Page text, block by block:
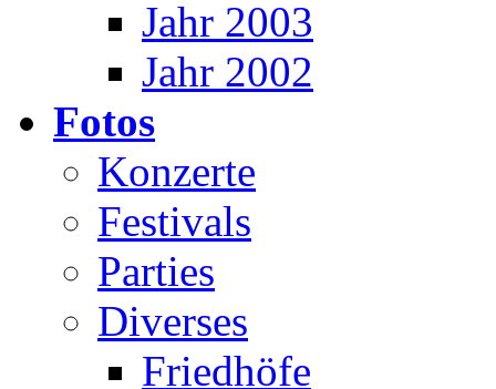
Jahr 2003
Jahr 2002
Fotos
Konzerte
Festivals
Parties
Diverses
Friedhöfe